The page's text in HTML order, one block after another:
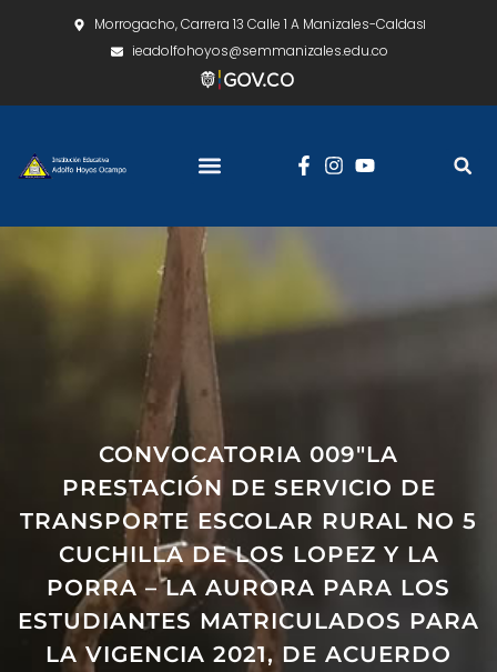
Morrogacho, Carrera 13 Calle 1 A Manizales-Caldas
ieadolfohoyos@semmanizales.edu.co
CONVOCATORIA 009″LA
PRESTACIÓN DE SERVICIO DE
TRANSPORTE ESCOLAR RURAL NO 5
CUCHILLA DE LOS LOPEZ Y LA
PORRA – LA AURORA PARA LOS
ESTUDIANTES MATRICULADOS PARA
LA VIGENCIA 2021, DE ACUERDO